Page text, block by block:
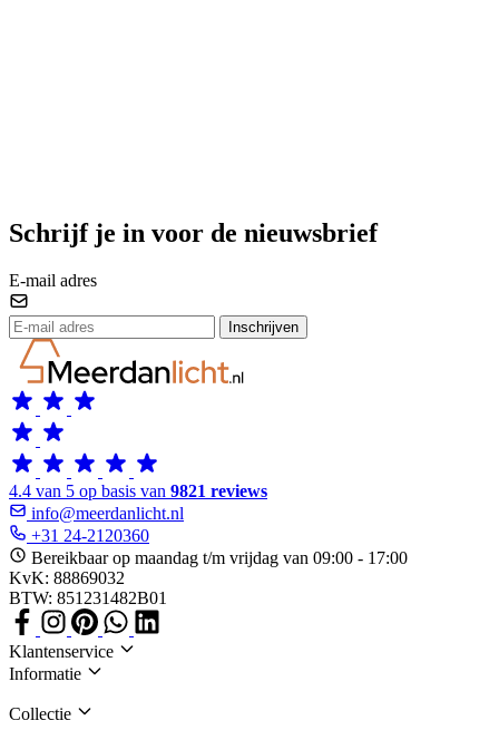
Schrijf je in voor de nieuwsbrief
E-mail adres
Inschrijven
4.4 van 5 op basis van 9821 reviews
info@meerdanlicht.nl
+31 24-2120360
Bereikbaar op maandag t/m vrijdag van 09:00 - 17:00
KvK: 88869032
BTW: 851231482B01
Klantenservice
Informatie
Collectie